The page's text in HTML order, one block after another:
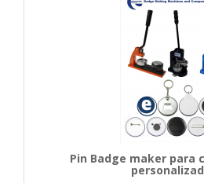
Pin Badge maker para